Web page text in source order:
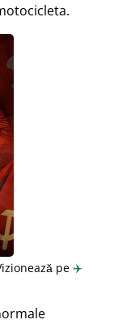
pe ✈️